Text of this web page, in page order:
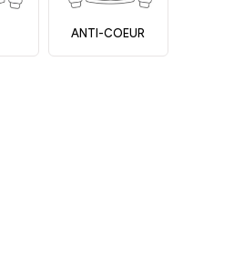
ANTI-COEUR